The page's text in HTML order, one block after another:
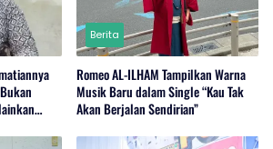
Berita
Romeo AL-ILHAM Tampilkan Warna
Musik Baru dalam Single “Kau Tak
Akan Berjalan Sendirian”